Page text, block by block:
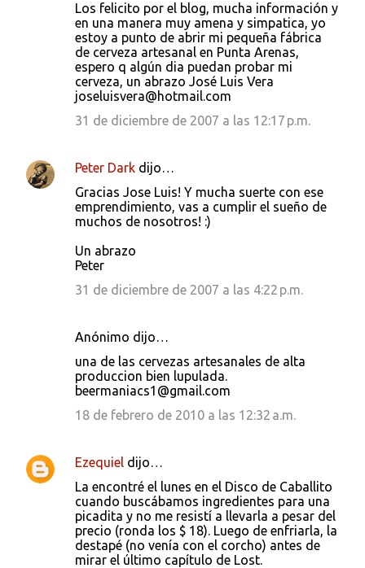
Los felicito por el blog, mucha información y
en una manera muy amena y simpatica, yo
estoy a punto de abrir mi pequeña fábrica
de cerveza artesanal en Punta Arenas,
espero q algún dia puedan probar mi
cerveza, un abrazo José Luis Vera
joseluisvera@hotmail.com
31 de diciembre de 2007 a las 12:17 p.m.
Peter Dark dijo…
Gracias Jose Luis! Y mucha suerte con ese
emprendimiento, vas a cumplir el sueño de
muchos de nosotros! :)
Un abrazo
Peter
31 de diciembre de 2007 a las 4:22 p.m.
Anónimo dijo…
una de las cervezas artesanales de alta
produccion bien lupulada.
beermaniacs1@gmail.com
18 de febrero de 2010 a las 12:32 a.m.
Ezequiel dijo…
La encontré el lunes en el Disco de Caballito
cuando buscábamos ingredientes para una
picadita y no me resistí a llevarla a pesar del
precio (ronda los $ 18). Luego de enfriarla, la
destapé (no venía con el corcho) antes de
mirar el último capítulo de Lost.